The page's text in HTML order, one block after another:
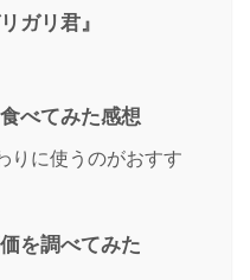
ガリ君』
べてみた感想
りに使うのがおすす
を調べてみた